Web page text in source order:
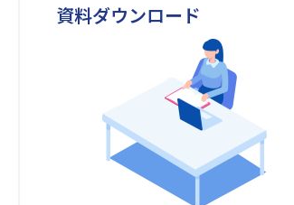
資料ダウンロード